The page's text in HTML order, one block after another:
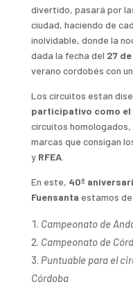
divertido, pasará por
ciudad, haciendo de
inolvidable, donde la
dada la fecha del 27
verano cordobés con
Los circuitos estan
participativo como el
circuitos
marcas que consigan
y RFEA.
En este, 40º
Fuensanta estamos
Campeonato de
Campeonato de
Puntuable para el
Córdoba